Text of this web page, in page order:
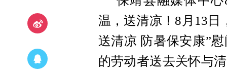
温，送清凉！8月13日
送清凉 防暑保安康”
的劳动者送去关怀与